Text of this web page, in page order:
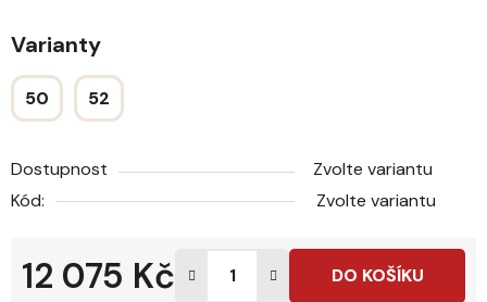
Varianty
50 52
Dostupnost
Zvolte variantu
Kód:
Zvolte variantu
12 075 Kč DO KOŠÍKU